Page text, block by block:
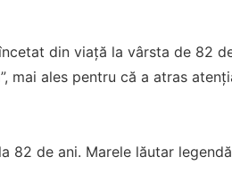
din viață la vârsta de 82
mai ales pentru că a atras
82 de ani. Marele lăutar